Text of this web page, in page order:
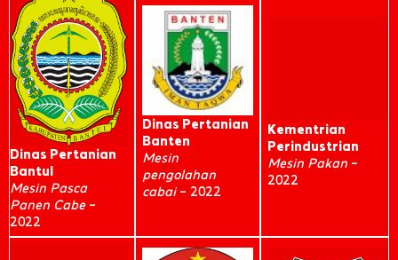
Dinas Pertanian
Bantul
Mesin Pasca
Panen Cabe –
2022
Dinas Pertanian
Banten
Mesin
pengolahan
cabai– 2022
Kementrian
Perindustrian
Mesin Pakan –
2022